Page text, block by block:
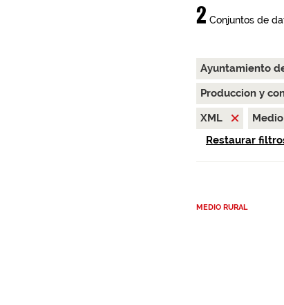
2 Conjuntos de
Ayuntamiento
Produccion y
XML
Restaurar
MEDIO RURAL